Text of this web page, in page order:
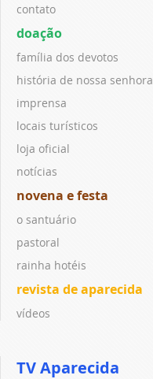
contato
doação
família dos devotos
história de nossa senhora
imprensa
locais turísticos
loja oficial
notícias
novena e festa
o santuário
pastoral
rainha hotéis
revista de aparecida
vídeos
TV Aparecida